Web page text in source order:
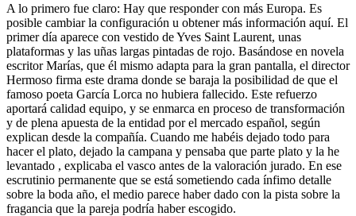
A lo primero fue claro: Hay que responder con más Europa. Es
posible cambiar la configuración u obtener más información aquí. El
primer día aparece con vestido de Yves Saint Laurent, unas
plataformas y las uñas largas pintadas de rojo. Basándose en novela
escritor Marías, que él mismo adapta para la gran pantalla, el director
Hermoso firma este drama donde se baraja la posibilidad de que el
famoso poeta García Lorca no hubiera fallecido. Este refuerzo
aportará calidad equipo, y se enmarca en proceso de transformación
y de plena apuesta de la entidad por el mercado español, según
explican desde la compañía. Cuando me habéis dejado todo para
hacer el plato, dejado la campana y pensaba que parte plato y la he
levantado , explicaba el vasco antes de la valoración jurado. En ese
escrutinio permanente que se está sometiendo cada ínfimo detalle
sobre la boda año, el medio parece haber dado con la pista sobre la
fragancia que la pareja podría haber escogido.